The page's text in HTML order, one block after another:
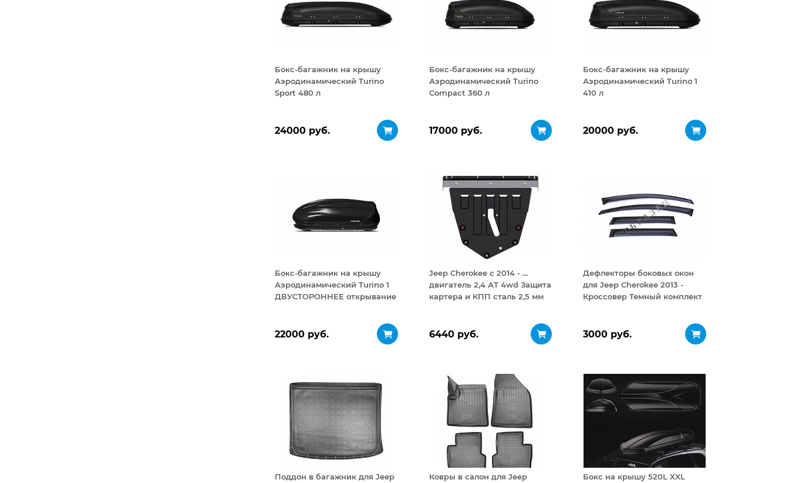
Бокс-багажник на крышу
Аэродинамический Turino
Sport 480 л
24000 руб.
Бокс-багажник на крышу
Аэродинамический Turino
Compact 360 л
17000 руб.
Бокс-багажник на крышу
Аэродинамический Turino 1
410 л
20000 руб.
Бокс-багажник на крышу
Аэродинамический Turino 1
ДВУСТОРОННЕЕ открывание
22000 руб.
Jeep Cherokee с 2014 - …
двигатель 2,4 АТ 4wd Защита
картера и КПП сталь 2,5 мм
6440 руб.
Дефлекторы боковых окон
для Jeep Cherokee 2013 -
Кроссовер Темный комплект
3000 руб.
Поддон в багажник для Jeep Ковры в салон для Jeep Бокс на крышу 520L XXL